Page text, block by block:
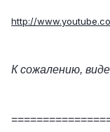
http://
К сожалению,